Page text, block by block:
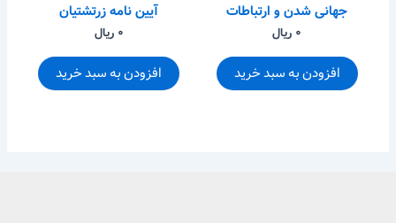
جهانی شدن و ارتباطات
۰ ریال
افزودن به سبد خرید
آیین نامه زرتشتیان
۰ ریال
افزودن به سبد خرید